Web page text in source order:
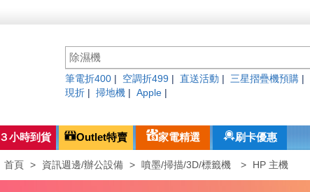
筆電折400 空調折499 直送活動 三星摺疊機預購
現折
掃地機 Apple
３小時到貨 Outlet特賣 家電精選 刷卡優惠
首頁 > 資訊週邊/辦公設備 > 噴墨/掃描/3D/標籤機 > HP 主機